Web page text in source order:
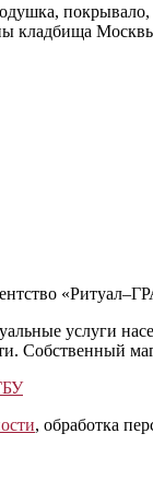
кладбища
услуги
Собственный
, обработка